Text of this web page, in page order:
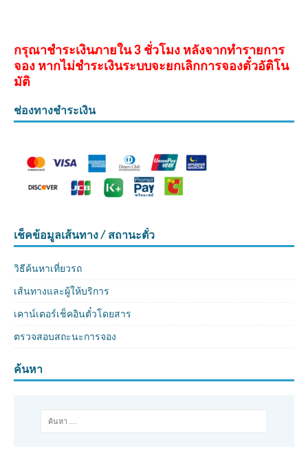
กรุณาชำระเงินภายใน 3 ชั่วโมง หลังจากทำรายการ
จอง หากไม่ชำระเงินระบบจะยกเลิกการจองตั๋วอัติโน
มัติ
ช่องทางชำระเงิน
เช็คข้อมูลเส้นทาง / สถานะตั๋ว
วิธีค้นหาเที่ยวรถ
เส้นทางและผู้ให้บริการ
เคาน์เตอร์เช็คอินตั๋วโดยสาร
ตรวจสอบสถะนะการจอง
ค้นหา